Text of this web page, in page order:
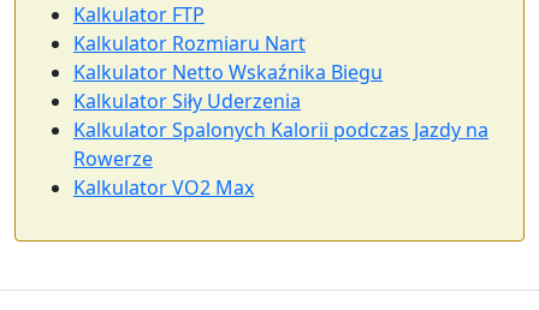
Kalkulator FTP
Kalkulator Rozmiaru Nart
Kalkulator Netto Wskaźnika Biegu
Kalkulator Siły Uderzenia
Kalkulator Spalonych Kalorii podczas Jazdy na
Rowerze
Kalkulator VO2 Max